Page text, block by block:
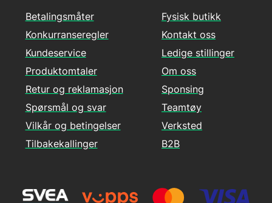
Betalingsmåter
Konkurranseregler
Kundeservice
Produktomtaler
Retur og reklamasjon
Spørsmål og svar
Vilkår og betingelser
Tilbakekallinger
Fysisk butikk
Kontakt oss
Ledige stillinger
Om oss
Sponsing
Teamtøy
Verksted
B2B